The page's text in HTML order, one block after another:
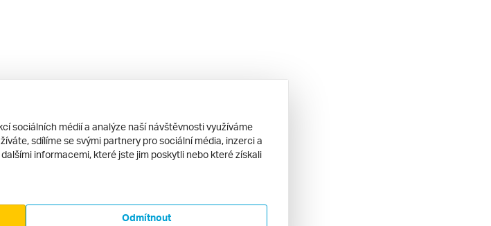
sociálních médií a analýze naší návštěvnosti využíváme
sdílíme se svými partnery pro sociální média, inzerci a
informacemi, které jste jim poskytli nebo které získali
Odmítnout